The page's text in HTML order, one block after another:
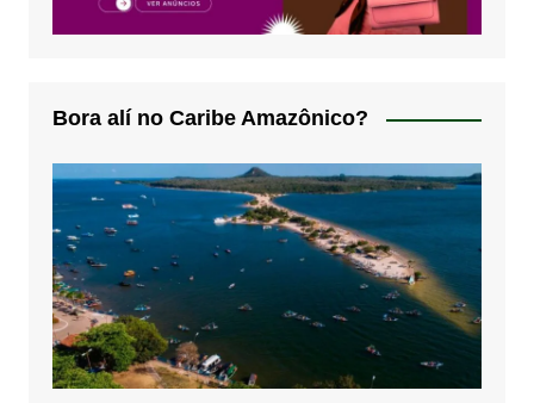
Bora alí no Caribe Amazônico?